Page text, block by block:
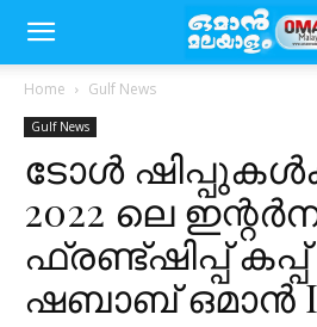
Home Gulf News
Gulf News
ടോൾ
2022 ലെ
ഫ്രണ്ട്ഷിപ്പ് കപ്പ്
ഷബാബ് ഒമാൻ